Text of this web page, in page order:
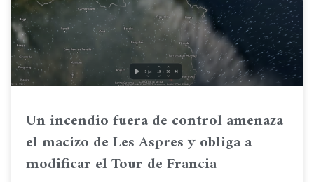
Un incendio fuera de control amenaza
el macizo de Les Aspres y obliga a
modificar el Tour de Francia